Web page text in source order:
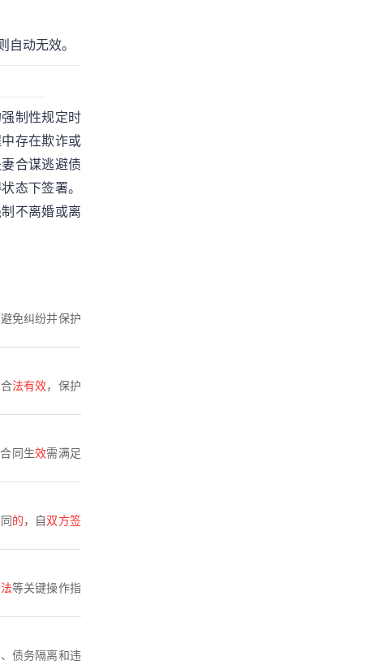
自动无效。
制性规定时
存在欺诈或
合谋逃避债
态下签署。
不离婚或离
免纠纷并保护
合法有效，保护
同生效需满足
的，自双方签
等关键操作指
债务隔离和违